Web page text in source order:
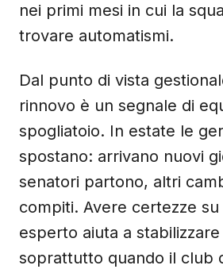
nei primi mesi in cui la
trovare automatismi.
Dal punto di vista
rinnovo è un segnale di
spogliatoio. In estate le
spostano: arrivano nuovi
senatori partono, altri
compiti. Avere certezze
esperto aiuta a
soprattutto quando il club